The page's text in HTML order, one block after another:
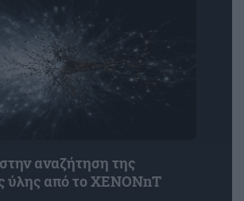
αναζήτηση της
ύλης από το XENONnT